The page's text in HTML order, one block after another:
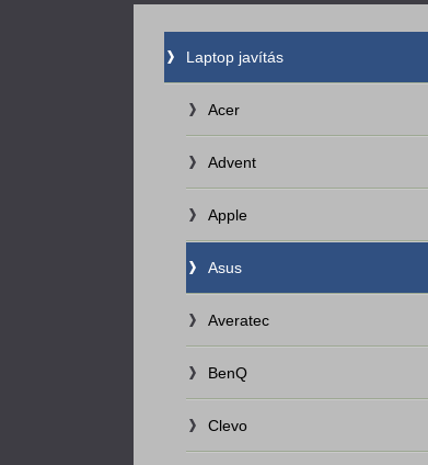
Laptop javítás
Acer
Advent
Apple
Asus
Averatec
BenQ
Clevo